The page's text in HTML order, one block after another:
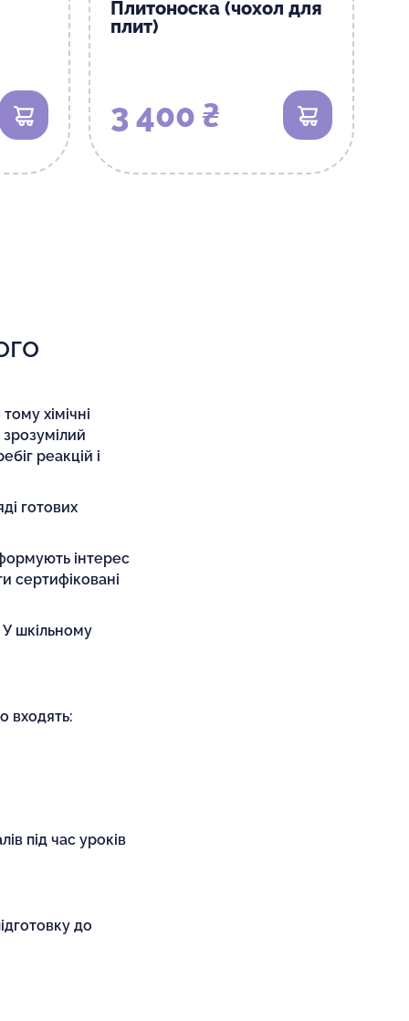
В кошик
Плитоноска (чохол для
плит)
3 400 ₴ В кошик
хімічні
реакцій і
готових
інтерес
сертифіковані
У шкільному
входять:
під час уроків
до